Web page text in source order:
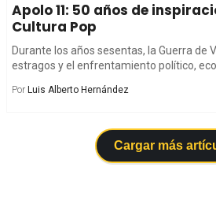
Apolo 11: 50 años de
Cultura Pop
Durante los años sesentas, la Guerra de
estragos y el enfrentamiento político,
Por Luis Alberto Hernández
Cargar más